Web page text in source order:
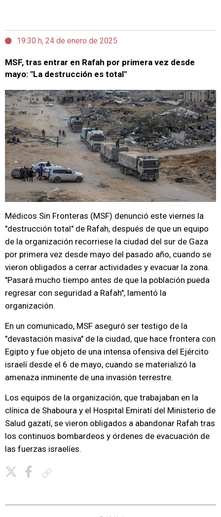
19:30 h, 24 de enero de 2025
MSF, tras entrar en Rafah por primera vez desde
mayo: "La destrucción es total"
Médicos Sin Fronteras (MSF) denunció este viernes la
"destrucción total" de Rafah, después de que un equipo
de la organización recorriese la ciudad del sur de Gaza
por primera vez desde mayo del pasado año, cuando se
vieron obligados a cerrar actividades y evacuar la zona.
"Pasará mucho tiempo antes de que la población pueda
regresar con seguridad a Rafah", lamentó la
organización.
En un comunicado, MSF aseguró ser testigo de la
"devastación masiva" de la ciudad, que hace frontera con
Egipto y fue objeto de una intensa ofensiva del Ejército
israelí desde el 6 de mayo, cuando se materializó la
amenaza inminente de una invasión terrestre.
Los equipos de la organización, que trabajaban en la
clínica de Shaboura y el Hospital Emiratí del Ministerio de
Salud gazatí, se vieron obligados a abandonar Rafah tras
los continuos bombardeos y órdenes de evacuación de
las fuerzas israelíes.